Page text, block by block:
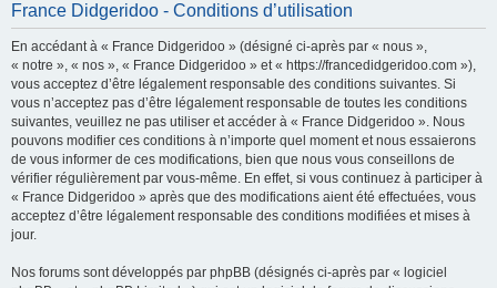
France Didgeridoo - Conditions d’utilisation
En accédant à « France Didgeridoo » (désigné ci-après par « nous »,
« notre », « nos », « France Didgeridoo » et « https://francedidgeridoo.com »),
vous acceptez d’être légalement responsable des conditions suivantes. Si
vous n’acceptez pas d’être légalement responsable de toutes les conditions
suivantes, veuillez ne pas utiliser et accéder à « France Didgeridoo ». Nous
pouvons modifier ces conditions à n’importe quel moment et nous essaierons
de vous informer de ces modifications, bien que nous vous conseillons de
vérifier régulièrement par vous-même. En effet, si vous continuez à participer à
« France Didgeridoo » après que des modifications aient été effectuées, vous
acceptez d’être légalement responsable des conditions modifiées et mises à
jour.
Nos forums sont développés par phpBB (désignés ci-après par « logiciel